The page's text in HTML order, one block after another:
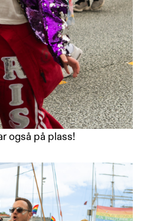
også på plass!